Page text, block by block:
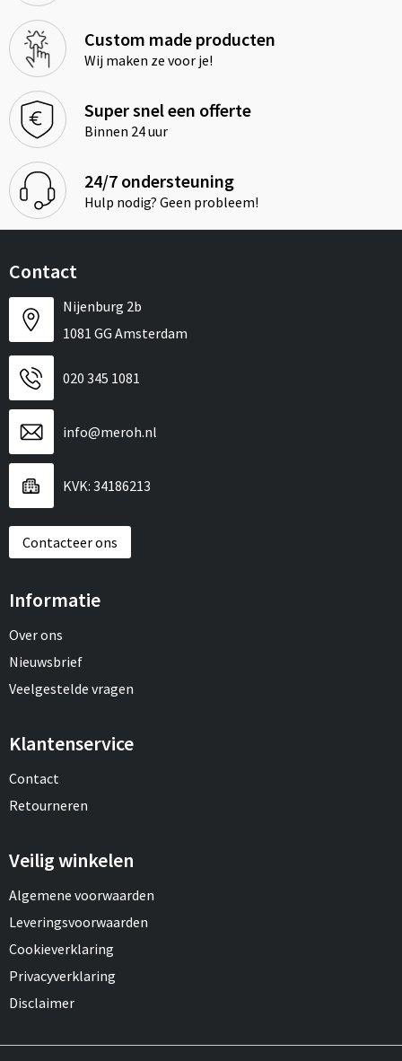
Custom made producten
Wij maken ze voor je!
Super snel een offerte
Binnen 24 uur
24/7 ondersteuning
Hulp nodig? Geen probleem!
Contact
Nijenburg 2b
1081 GG Amsterdam
020 345 1081
info@meroh.nl
KVK: 34186213
Contacteer ons
Informatie
Over ons
Nieuwsbrief
Veelgestelde vragen
Klantenservice
Contact
Retourneren
Veilig winkelen
Algemene voorwaarden
Leveringsvoorwaarden
Cookieverklaring
Privacyverklaring
Disclaimer